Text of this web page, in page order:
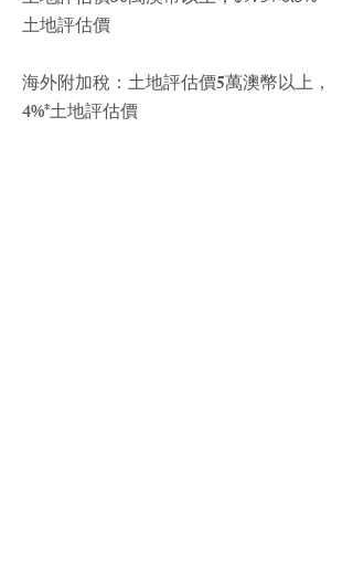
土地評估價
海外附加稅：土地評估價5萬澳幣以上，
4%*土地評估價